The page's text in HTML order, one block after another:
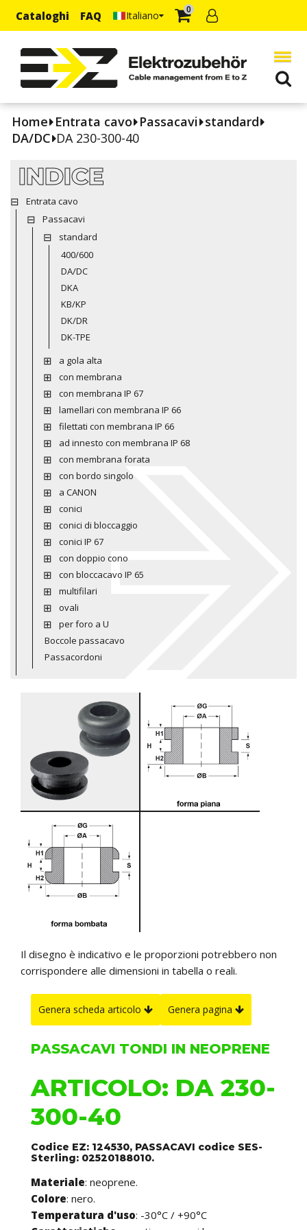
Cataloghi FAQ Italiano 0
Home Entrata cavo Passacavi standard
DA/DC DA 230-300-40
INDICE
Entrata cavo
Passacavi
standard
400/600
DA/DC
DKA
KB/KP
DK/DR
DK-TPE
a gola alta
con membrana
con membrana IP 67
lamellari con membrana IP 66
filettati con membrana IP 66
ad innesto con membrana IP 68
con membrana forata
con bordo singolo
a CANON
conici
conici di bloccaggio
conici IP 67
con doppio cono
con bloccacavo IP 65
multifilari
ovali
per foro a U
Boccole passacavo
Passacordoni
Il disegno è indicativo e le proporzioni potrebbero non
corrispondere alle dimensioni in tabella o reali.
Genera scheda articolo Genera pagina
PASSACAVI TONDI IN NEOPRENE
ARTICOLO: DA 230-
300-40
Codice EZ: 124530, PASSACAVI codice SES-
Sterling: 02520188010.
Materiale: neoprene.
Colore: nero.
Temperatura d'uso: -30°C / +90°C